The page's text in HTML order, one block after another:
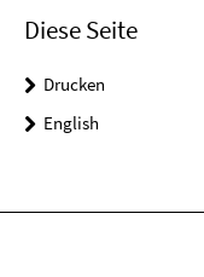
Diese Seite
Drucken
English